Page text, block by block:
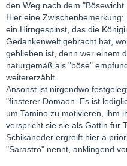
den Weg nach dem "Bösewicht
Hier eine
ein Hirngespinst, das die
Gedankenwelt gebracht hat,
geblieben ist, denn wer einem
naturgemäß als "böse"
weitererzählt.
Ansonst ist nirgendwo
"finsterer Dömaon. Es ist
um Tamino zu motivieren, ihm
verspricht sie sie als Gattin für
Schikaneder ergreift hier a
"Sarastro" nennt, anklingend